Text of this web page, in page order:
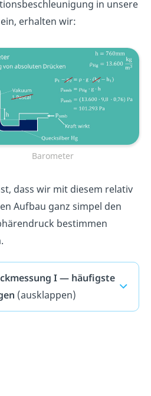
in unsere
erhalten wir:
Barometer
dass wir mit diesem relativ
Aufbau ganz simpel den
bestimmen
I — häufigste
(ausklappen)